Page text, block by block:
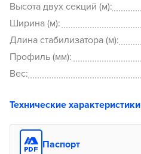
Высота двух секций (м):
Ширина (м):
Длина стабилизатора (м):
Профиль (мм):
Вес:
Технические характеристики
Паспорт